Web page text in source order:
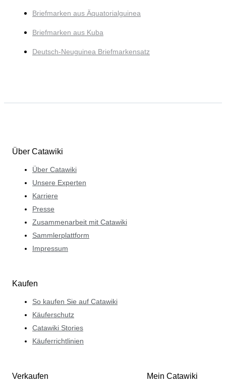
Briefmarken aus Äquatorialguinea
Briefmarken aus Kuba
Deutsch-Neuguinea Briefmarkensatz
Über Catawiki
Über Catawiki
Unsere Experten
Karriere
Presse
Zusammenarbeit mit Catawiki
Sammlerplattform
Impressum
Kaufen
So kaufen Sie auf Catawiki
Käuferschutz
Catawiki Stories
Käuferrichtlinien
Verkaufen Mein Catawiki